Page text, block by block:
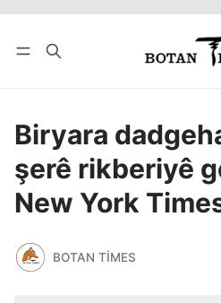
bişopîne
Biryara
şerê rikberiyê
New York
BOTAN TIMES